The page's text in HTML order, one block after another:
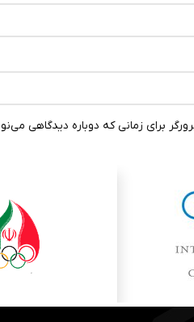
برای زمانی که دوباره دیدگاهی